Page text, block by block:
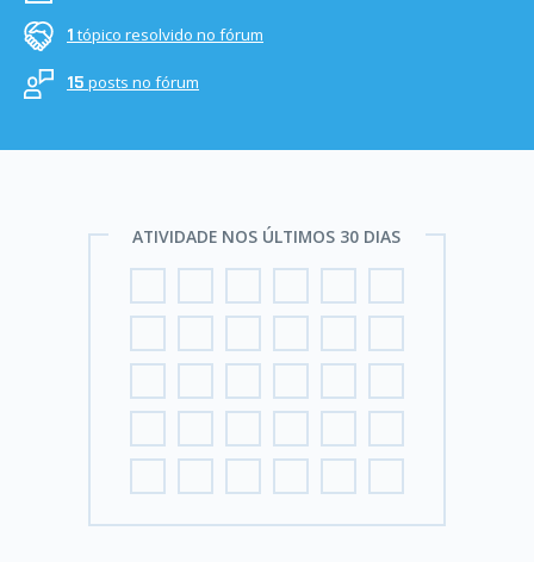
1 tópico resolvido no fórum
15 posts no fórum
ATIVIDADE NOS ÚLTIMOS 30 DIAS